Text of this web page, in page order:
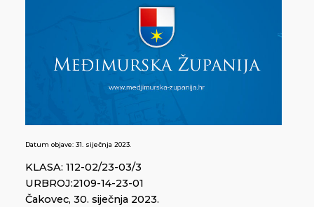
Datum objave: 31. siječnja 2023.
KLASA: 112-02/23-03/3
URBROJ:2109-14-23-01
Čakovec, 30. siječnja 2023.